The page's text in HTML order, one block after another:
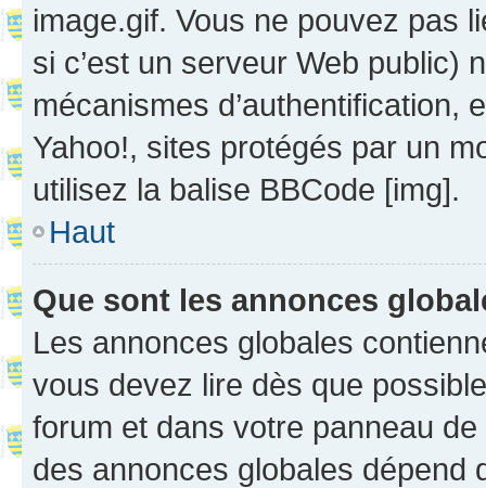
image.gif. Vous ne pouvez pas
si c’est un serveur Web public)
mécanismes d’authentification,
Yahoo!, sites protégés par un
utilisez la balise BBCode [img].
Haut
Que sont les annonces
Les annonces globales
vous devez lire dès que
forum et dans votre panneau
des annonces globales dépend